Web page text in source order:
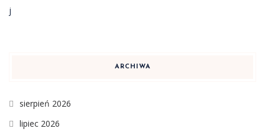
ARCHIWA
sierpień 2026
lipiec 2026